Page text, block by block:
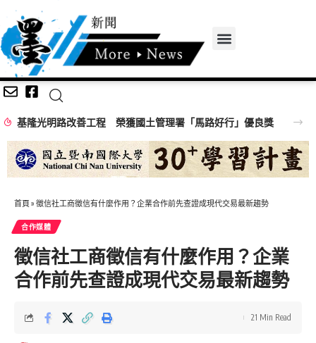
基隆光明路改善工程 榮獲國土管理署「馬路好行」優良獎
首頁 » 徵信社工商徵信有什麼作用？企業合作前先查證成現代交易最新趨勢
合作媒體
徵信社工商徵信有什麼作用？企業
合作前先查證成現代交易最新趨勢
21 Min Read